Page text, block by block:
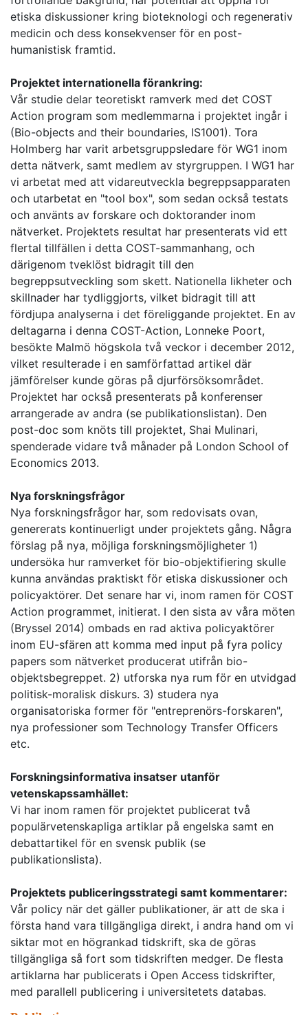
etiska diskussioner kring bioteknologi och regenerativ
medicin och dess konsekvenser för en post-
humanistisk framtid.
Projektet internationella förankring:
Vår studie delar teoretiskt ramverk med det COST
Action program som medlemmarna i projektet ingår i
(Bio-objects and their boundaries, IS1001). Tora
Holmberg har varit arbetsgruppsledare för WG1 inom
detta nätverk, samt medlem av styrgruppen. I WG1 har
vi arbetat med att vidareutveckla begreppsapparaten
och utarbetat en "tool box", som sedan också testats
och använts av forskare och doktorander inom
nätverket. Projektets resultat har presenterats vid ett
flertal tillfällen i detta COST-sammanhang, och
därigenom tveklöst bidragit till den
begreppsutveckling som skett. Nationella likheter och
skillnader har tydliggjorts, vilket bidragit till att
fördjupa analyserna i det föreliggande projektet. En av
deltagarna i denna COST-Action, Lonneke Poort,
besökte Malmö högskola två veckor i december 2012,
vilket resulterade i en samförfattad artikel där
jämförelser kunde göras på djurförsöksområdet.
Projektet har också presenterats på konferenser
arrangerade av andra (se publikationslistan). Den
post-doc som knöts till projektet, Shai Mulinari,
spenderade vidare två månader på London School of
Economics 2013.
Nya forskningsfrågor
Nya forskningsfrågor har, som redovisats ovan,
genererats kontinuerligt under projektets gång. Några
förslag på nya, möjliga forskningsmöjligheter 1)
undersöka hur ramverket för bio-objektifiering skulle
kunna användas praktiskt för etiska diskussioner och
policyaktörer. Det senare har vi, inom ramen för COST
Action programmet, initierat. I den sista av våra möten
(Bryssel 2014) ombads en rad aktiva policyaktörer
inom EU-sfären att komma med input på fyra policy
papers som nätverket producerat utifrån bio-
objektsbegreppet. 2) utforska nya rum för en utvidgad
politisk-moralisk diskurs. 3) studera nya
organisatoriska former för "entreprenörs-forskaren",
nya professioner som Technology Transfer Officers
etc.
Forskningsinformativa insatser utanför
vetenskapssamhället:
Vi har inom ramen för projektet publicerat två
populärvetenskapliga artiklar på engelska samt en
debattartikel för en svensk publik (se
publikationslista).
Projektets publiceringsstrategi samt kommentarer:
Vår policy när det gäller publikationer, är att de ska i
första hand vara tillgängliga direkt, i andra hand om vi
siktar mot en högrankad tidskrift, ska de göras
tillgängliga så fort som tidskriften medger. De flesta
artiklarna har publicerats i Open Access tidskrifter,
med parallell publicering i universitetets databas.